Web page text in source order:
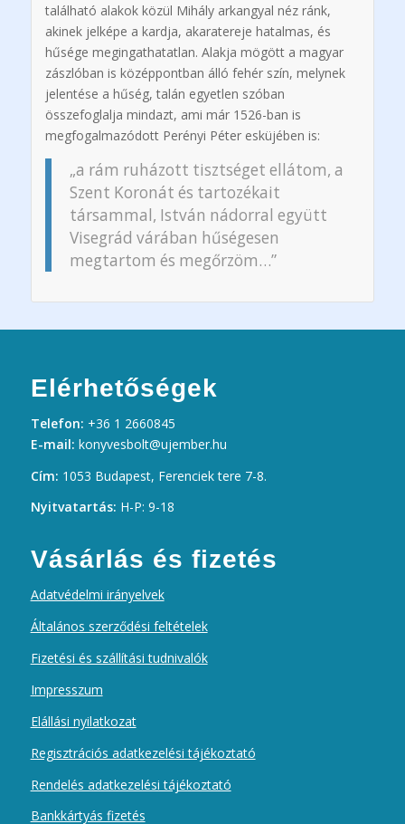
található alakok közül Mihály arkangyal néz ránk,
akinek jelképe a kardja, akaratereje hatalmas, és
hűsége megingathatatlan. Alakja mögött a magyar
zászlóban is középpontban álló fehér szín, melynek
jelentése a hűség, talán egyetlen szóban
összefoglalja mindazt, ami már 1526-ban is
megfogalmazódott Perényi Péter esküjében is:
„a rám ruházott tisztséget ellátom, a
Szent Koronát és tartozékait
társammal, István nádorral együtt
Visegrád várában hűségesen
megtartom és megőrzöm…”
Elérhetőségek
Telefon: +36 1 2660845
E-mail: konyvesbolt@ujember.hu
Cím: 1053 Budapest, Ferenciek tere 7-8.
Nyitvatartás: H-P: 9-18
Vásárlás és fizetés
Adatvédelmi irányelvek
Általános szerződési feltételek
Fizetési és szállítási tudnivalók
Impresszum
Elállási nyilatkozat
Regisztrációs adatkezelési tájékoztató
Rendelés adatkezelési tájékoztató
Bankkártyás fizetés